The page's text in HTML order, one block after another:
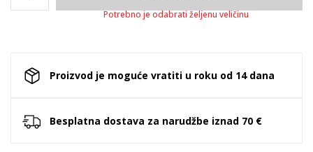
Potrebno je odabrati željenu veličinu
Proizvod je moguće vratiti u roku od 14 dana
Besplatna dostava za narudžbe iznad 70 €